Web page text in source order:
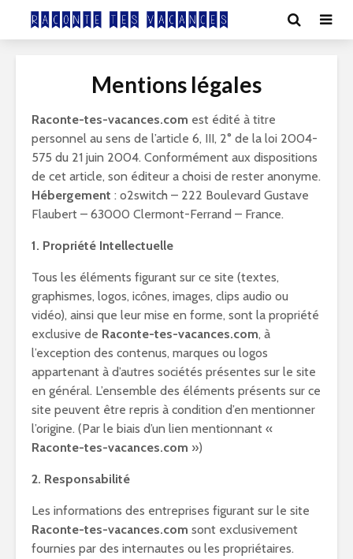
Mentions légales
Raconte-tes-vacances.com est édité à titre
personnel au sens de l’article 6, III, 2° de la loi 2004-
575 du 21 juin 2004. Conformément aux dispositions
de cet article, son éditeur a choisi de rester anonyme.
Hébergement : o2switch – 222 Boulevard Gustave
Flaubert – 63000 Clermont-Ferrand – France.
1. Propriété Intellectuelle
Tous les éléments figurant sur ce site (textes,
graphismes, logos, icônes, images, clips audio ou
vidéo), ainsi que leur mise en forme, sont la propriété
exclusive de Raconte-tes-vacances.com, à
l’exception des contenus, marques ou logos
appartenant à d’autres sociétés présentes sur le site
en général. L’ensemble des éléments présents sur ce
site peuvent être repris à condition d’en mentionner
l’origine. (Par le biais d’un lien mentionnant «
Raconte-tes-vacances.com »)
2. Responsabilité
Les informations des entreprises figurant sur le site
Raconte-tes-vacances.com sont exclusivement
fournies par des internautes ou les propriétaires.